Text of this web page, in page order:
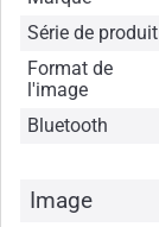
Série de produit
Format de
l'image
Bluetooth
Image